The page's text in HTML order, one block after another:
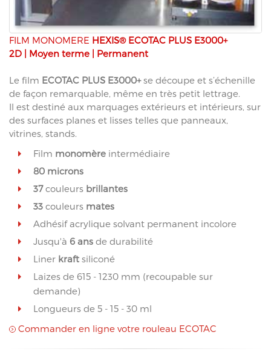
FILM MONOMERE HEXIS® ECOTAC PLUS E3000+
2D | Moyen terme | Permanent
Le film ECOTAC PLUS E3000+se découpe et s’échenille
de façon remarquable, même en très petit lettrage.
Il est destiné aux marquages extérieurs et intérieurs, sur
des surfaces planes et lisses telles que panneaux,
vitrines, stands.
Film monomère intermédiaire
80 microns
37couleurs brillantes
33 couleurs mates
Adhésif acrylique solvant permanent incolore
Jusqu'à 6 ans de durabilité
Liner kraft siliconé
Laizes de 615 - 1230 mm (recoupable sur
demande)
Longueurs de 5 - 15 - 30 ml
Commander en ligne votre rouleau ECOTAC